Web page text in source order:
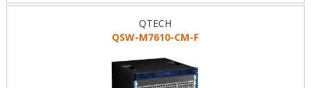
QTECH
QSW-M7610-CM-F